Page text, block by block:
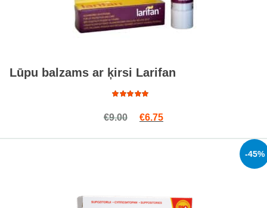
Lūpu balzams ar ķirsi Larifan
4.94
out
€9.00 Original price was: €9.00.
€6.75Current price is: €6.75.
-45%